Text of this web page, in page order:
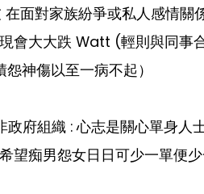
面對家族紛爭或私人感情關
會大大跌 Watt (輕則與同事
神傷以至一病不起）
政府組織 : 心志是關心單身人
望痴男怨女日日可少一單便